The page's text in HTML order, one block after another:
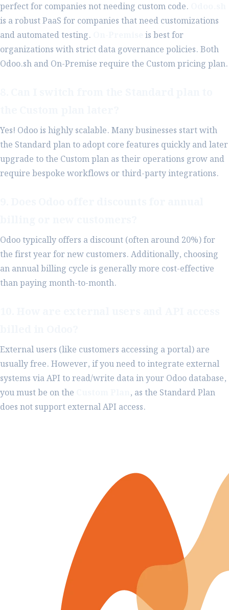
perfect for companies not needing custom code.
is a robust PaaS for companies that need customizations
and automated testing.
is best for
organizations with strict data governance policies. Both
Odoo.sh and On-Premise require the Custom pricing plan.
Yes! Odoo is highly scalable. Many businesses start with
the Standard plan to adopt core features quickly and later
upgrade to the Custom plan as their operations grow and
require bespoke workflows or third-party integrations.
Odoo typically offers a discount (often around 20%) for
the first year for new customers. Additionally, choosing
an annual billing cycle is generally more cost-effective
than paying month-to-month.
External users (like customers accessing a portal) are
usually free. However, if you need to integrate external
systems via API to read/write data in your Odoo database,
you must be on the
, as the Standard Plan
does not support external API access.